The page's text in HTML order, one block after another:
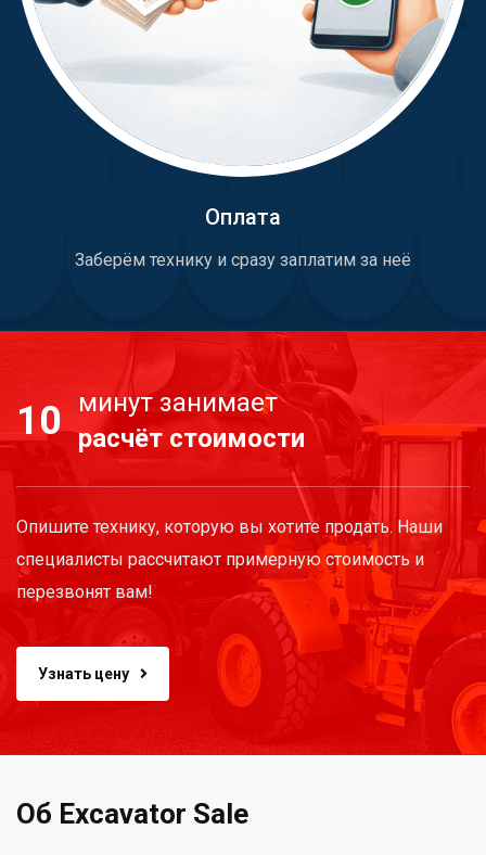
Оплата
Заберём технику и сразу заплатим за неё
10
минут занимает
расчёт стоимости
Опишите технику, которую вы хотите продать. Наши
специалисты рассчитают примерную стоимость и
перезвонят вам!
Узнать цену
Об Excavator Sale